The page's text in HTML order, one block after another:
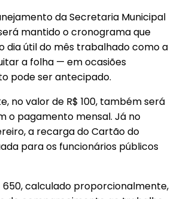
da Secretaria Municipal
mantido o cronograma que
dia útil do mês trabalhado como a
a folha — em ocasiões
pode ser antecipado.
no valor de R$ 100, também será
o pagamento mensal. Já no
a recarga do Cartão do
para os funcionários públicos
650, calculado proporcionalmente,